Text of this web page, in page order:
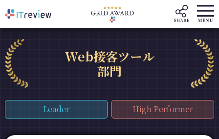
Web接客ツール
部門
Leader High Performer